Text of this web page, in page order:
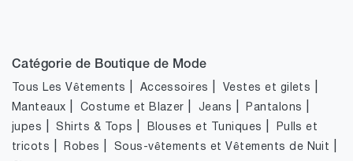
Catégorie de Boutique de Mode
Tous Les Vêtements Accessoires Vestes et gilets
Manteaux Costume et Blazer Jeans Pantalons
jupes |Shirts & Tops Blouses et Tuniques
Pulls et
tricots
Robes Sous-vêtements et Vêtements de Nuit